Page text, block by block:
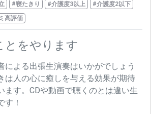
#寝たきり #介護度3以上
#介護度2以下
高評価
とをやります
による出張生演奏はいかがでしょう
は人の心に癒しを与える効果が期待
ます。CDや動画で聴くのとは違い生
す！